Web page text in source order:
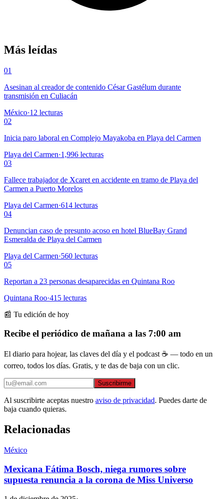
Más leídas
01
Asesinan al creador de contenido César Gastélum durante
transmisión en Culiacán
México·12 lecturas
02
Inicia paro laboral en Complejo Mayakoba en Playa del Carmen
Playa del Carmen·1,996 lecturas
03
Fallece trabajador de Xcaret en accidente en tramo de Playa del
Carmen a Puerto Morelos
Playa del Carmen·614 lecturas
04
Denuncian caso de presunto acoso en hotel BlueBay Grand
Esmeralda de Playa del Carmen
Playa del Carmen·560 lecturas
05
Reportan a 23 personas desaparecidas en Quintana Roo
Quintana Roo·415 lecturas
📰 Tu edición de hoy
Recibe el periódico de mañana a las 7:00 am
El diario para hojear, las claves del día y el podcast ☕ — todo en un
correo, todos los días. Gratis, y te das de baja con un clic.
Suscribirme
Al suscribirte aceptas nuestro aviso de privacidad. Puedes darte de
baja cuando quieras.
Relacionadas
México
Mexicana Fátima Bosch, niega rumores sobre
supuesta renuncia a la corona de Miss Universo